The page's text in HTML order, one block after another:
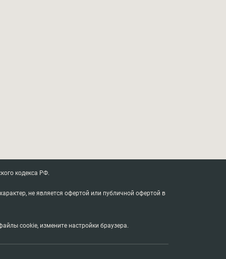
кодекса РФ.
не является офертой или публичной офертой в
cookie, измените настройки браузера.